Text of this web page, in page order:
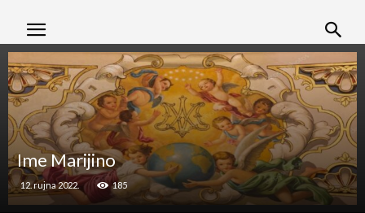
Ime Marijino
12. rujna 2022. 185